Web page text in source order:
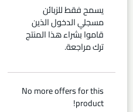
يسمح فقط للزبائن
مسجلي الدخول الذين
قاموا بشراء هذا المنتج
ترك مراجعة.
No more offers for this
product!